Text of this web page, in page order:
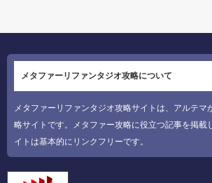
メタファーリファンタジオ攻略について
メタファーリファンタジオ攻略サイトは、アルテマ
略サイトです。メタファー攻略に役立つ記事を掲載
イトは基本的にリンクフリーです。